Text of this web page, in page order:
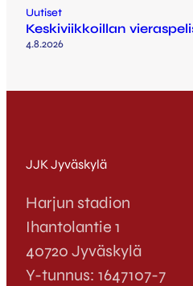
Uutiset
Keskiviikkoillan
4.8.2026
JJK Jyväskylä
Harjun stadion
Ihantolantie 1
40720 Jyväskylä
Y-tunnus: 1647107-7